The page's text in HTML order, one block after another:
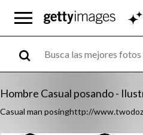
Hombre Casual posando -
Casual man posinghttp://